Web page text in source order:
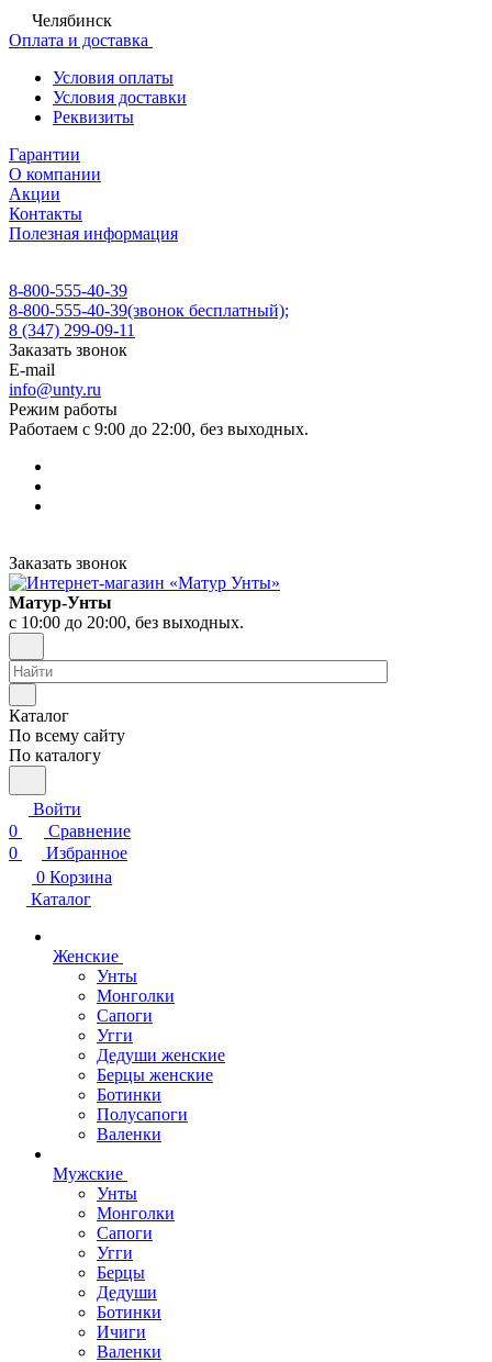
Челябинск
Оплата и доставка
Условия оплаты
Условия доставки
Реквизиты
Гарантии
О компании
Акции
Контакты
Полезная информация
8-800-555-40-39
8-800-555-40-39(звонок бесплатный);
8 (347) 299-09-11
Заказать звонок
E-mail
info@unty.ru
Режим работы
Работаем с 9:00 до 22:00, без выходных.
Заказать звонок
Матур-Унты
с 10:00 до 20:00, без выходных.
Каталог
По всему сайту
По каталогу
Войти
0
Сравнение
0
Избранное
0 Корзина
Каталог
Женские
Унты
Монголки
Сапоги
Угги
Дедуши женские
Берцы женские
Ботинки
Полусапоги
Валенки
Мужские
Унты
Монголки
Сапоги
Угги
Берцы
Дедуши
Ботинки
Ичиги
Валенки